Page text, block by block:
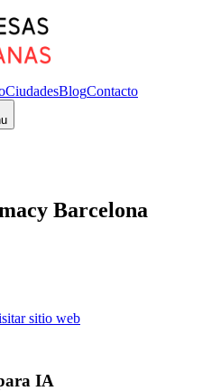
CiudadesBlogContacto
Barcelona
sitio web
IA